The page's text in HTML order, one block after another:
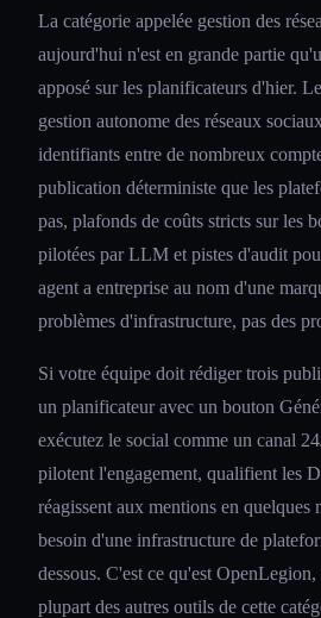
La catégorie appelée gestion des
aujourd'hui n'est en grande partie
apposé sur les planificateurs d'hier.
gestion autonome des réseaux
identifiants entre de nombreux
publication déterministe que les
pas, plafonds de coûts stricts sur les
pilotées par LLM et pistes d'audit
agent a entreprise au nom d'une
problèmes d'infrastructure, pas des
Si votre équipe doit rédiger trois
un planificateur avec un bouton
exécutez le social comme un canal
pilotent l'engagement, qualifient les
réagissent aux mentions en quelques
besoin d'une infrastructure de
dessous. C'est ce qu'est
plupart des autres outils de cette